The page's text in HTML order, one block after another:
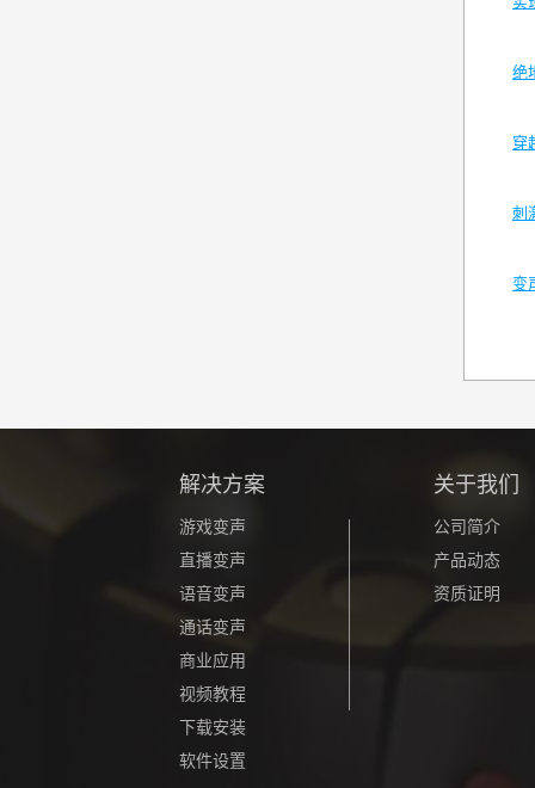
绝
穿
刺
变
解决方案
游戏变声
直播变声
语音变声
通话变声
商业应用
视频教程
下载安装
软件设置
关于我们
公司简介
产品动态
资质证明